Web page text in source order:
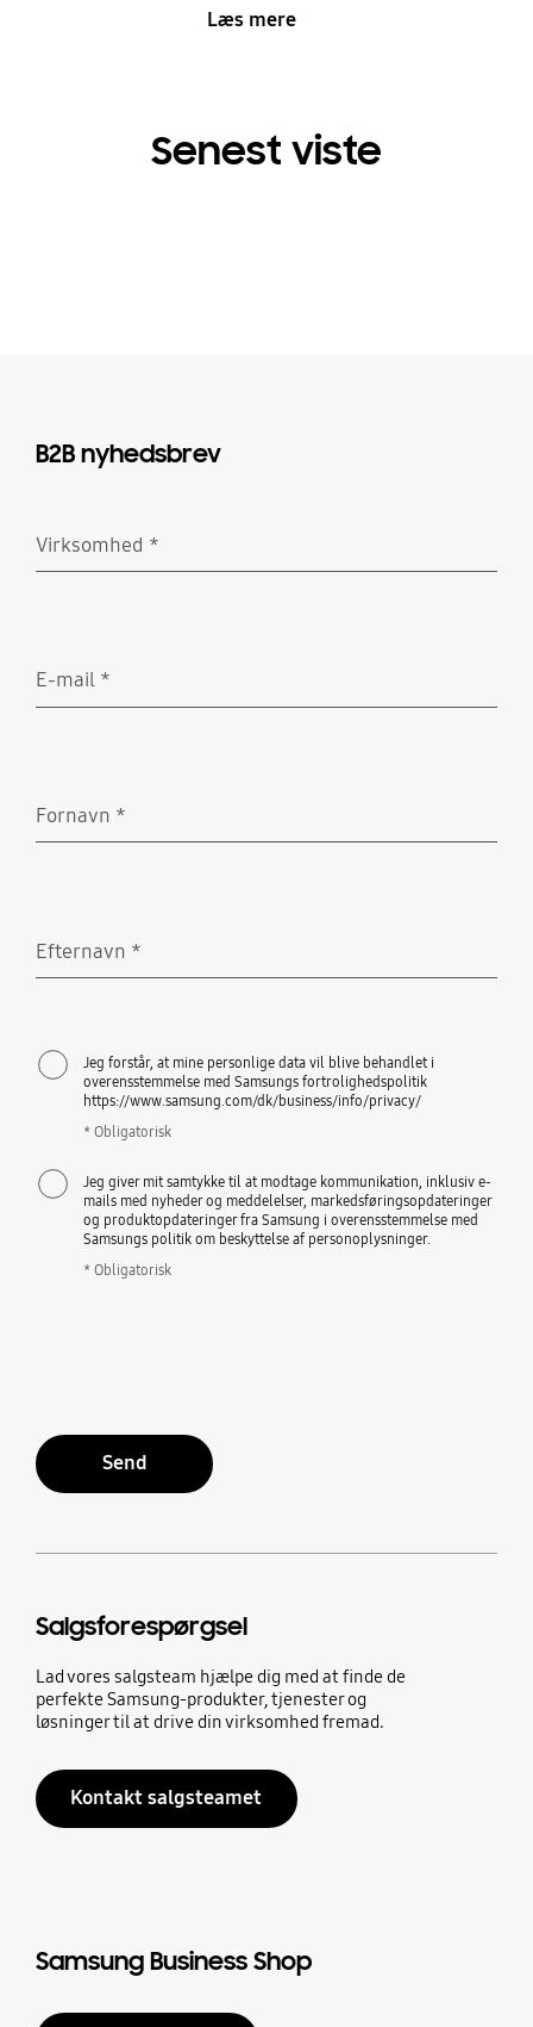
Læs mere
Senest viste
B2B nyhedsbrev
Virksomhed *
E-mail *
Fornavn *
Efternavn *
Jeg forstår, at mine personlige data vil blive behandlet i
overensstemmelse med Samsungs fortrolighedspolitik
https://www.samsung.com/dk/business/info/privacy/
* Obligatorisk
Jeg giver mit samtykke til at modtage kommunikation, inklusiv e-
mails med nyheder og meddelelser, markedsføringsopdateringer
og produktopdateringer fra Samsung i overensstemmelse med
Samsungs politik om beskyttelse af personoplysninger.
* Obligatorisk
Send
Salgsforespørgsel
Lad vores salgsteam hjælpe dig med at finde de
perfekte Samsung-produkter, tjenester og
løsninger til at drive din virksomhed fremad.
Kontakt salgsteamet
Samsung Business Shop